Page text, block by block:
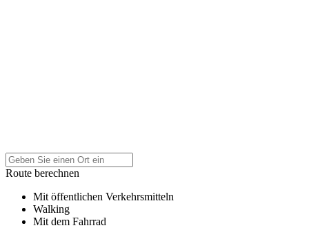
Route berechnen
Mit öffentlichen Verkehrsmitteln
Walking
Mit dem Fahrrad